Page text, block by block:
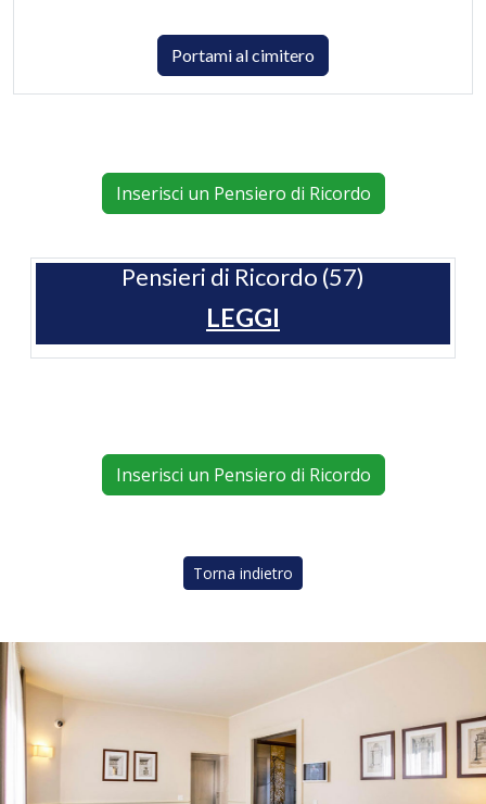
Portami al cimitero
Inserisci un Pensiero di Ricordo
Pensieri di Ricordo (57)
LEGGI
Inserisci un Pensiero di Ricordo
Torna indietro